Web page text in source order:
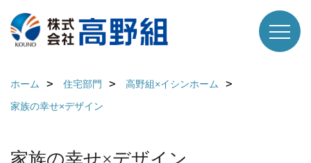
ホーム 住宅部門
高野組×イシンホーム
家族の幸せ×デザイン